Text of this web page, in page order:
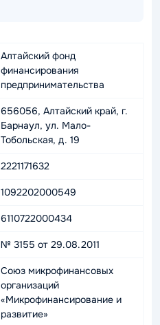
Алтайский фонд
финансирования
предпринимательства
656056, Алтайский край, г.
Барнаул, ул. Мало-
Тобольская, д. 19
2221171632
1092202000549
6110722000434
№ 3155 от 29.08.2011
Союз микрофинансовых
организаций
«Микрофинансирование и
развитие»